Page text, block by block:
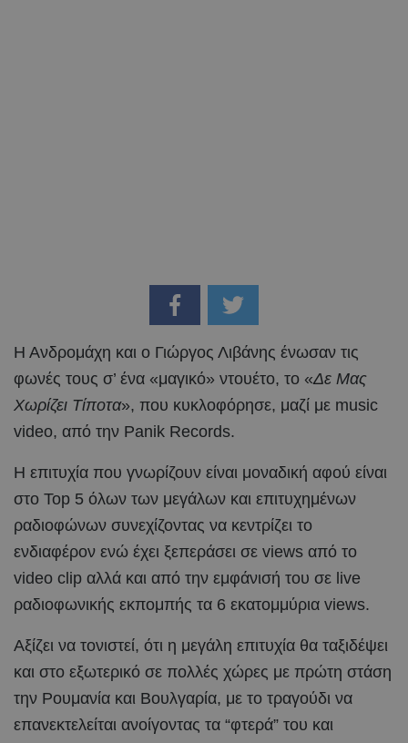
Η Ανδρομάχη και ο Γιώργος Λιβάνης ένωσαν τις
φωνές τους σ’ ένα «μαγικό» ντουέτο, το «Δε Μας
Χωρίζει Τίποτα», που κυκλοφόρησε, μαζί με music
video, από την Panik Records.
Η επιτυχία που γνωρίζουν είναι μοναδική αφού είναι
στο Top 5 όλων των μεγάλων και επιτυχημένων
ραδιοφώνων συνεχίζοντας να κεντρίζει το
ενδιαφέρον ενώ έχει ξεπεράσει σε views από το
video clip αλλά και από την εμφάνισή του σε live
ραδιοφωνικής εκπομπής τα 6 εκατομμύρια views.
Αξίζει να τονιστεί, ότι η μεγάλη επιτυχία θα ταξιδέψει
και στο εξωτερικό σε πολλές χώρες με πρώτη στάση
την Ρουμανία και Βουλγαρία, με το τραγούδι να
επανεκτελείται ανοίγοντας τα “φτερά” του και